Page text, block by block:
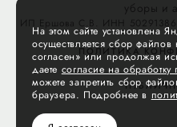
уборы и
ИП Ершова С.В. ИНН
ПОЛИТИКА
На этом сайте установлена
осуществляется сбор
согласен» или продолжая
даете согласие на
можете запретить сбор
браузера. Подробнее в